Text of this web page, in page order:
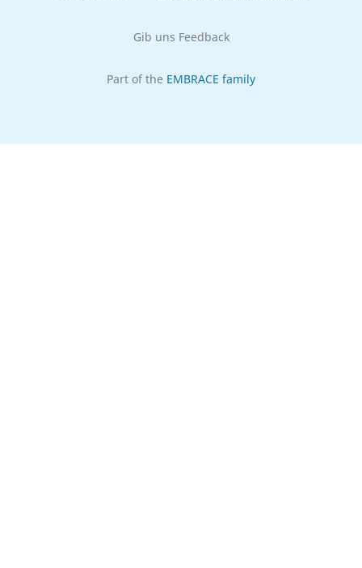
Gib uns Feedback
Part of the EMBRACE family